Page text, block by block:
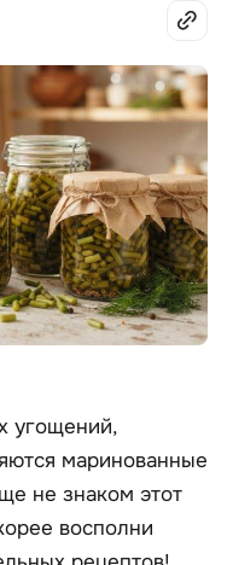
угощений,
маринованные
не знаком этот
восполни